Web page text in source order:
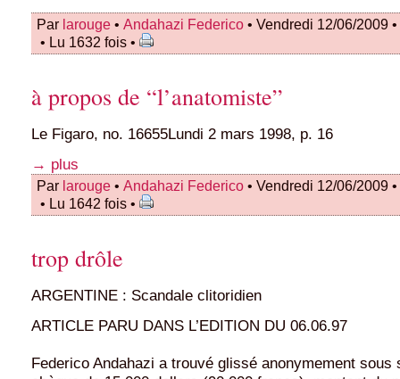
Par larouge • Andahazi Federico • Vendredi 12/06/2009 •
• Lu 1632 fois •
à propos de “l’anatomiste”
Le Figaro, no. 16655Lundi 2 mars 1998, p. 16
→ plus
Par larouge • Andahazi Federico • Vendredi 12/06/2009 •
• Lu 1642 fois •
trop drôle
ARGENTINE : Scandale clitoridien
ARTICLE PARU DANS L’EDITION DU 06.06.97
Federico Andahazi a trouvé glissé anonymement sous